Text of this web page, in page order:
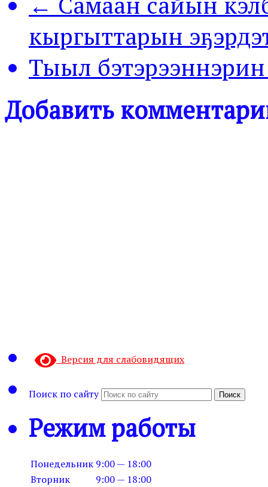
кыргыттарын
Тыыл
Добавить
Версия для слабовидящих
Поиск по сайту Поиск
Режим работы
Понедельник 9:00 — 18:00
Вторник
9:00 — 18:00